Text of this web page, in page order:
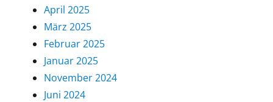
April 2025
März 2025
Februar 2025
Januar 2025
November 2024
Juni 2024